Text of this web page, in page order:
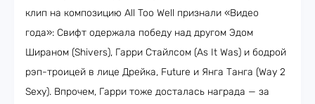
клип на композицию All Too Well признали «Видео
года»: Свифт одержала победу над другом Эдом
Шираном (Shivers), Гарри Стайлсом (As It Was) и бодрой
рэп-троицей в лице Дрейка, Future и Янга Танга (Way 2
Sexy). Впрочем, Гарри тоже досталась награда — за